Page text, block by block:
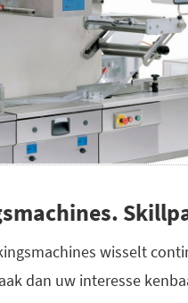
wisselt
dan uw interesse